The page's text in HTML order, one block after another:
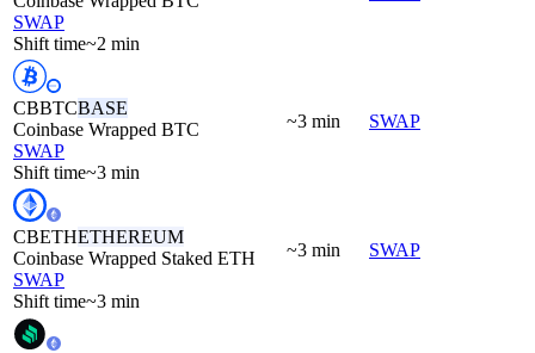
SWAP
Shift time~2 min
CBBTCBASE
Coinbase Wrapped BTC
SWAP
Shift time~3 min
~3 min SWAP
CBETHETHEREUM
Coinbase Wrapped Staked ETH
SWAP
Shift time~3 min
~3 min SWAP